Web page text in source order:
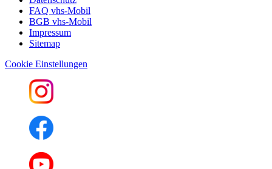
FAQ vhs-Mobil
BGB vhs-Mobil
Impressum
Sitemap
Cookie Einstellungen